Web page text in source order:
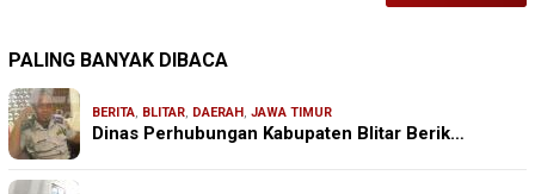
PALING BANYAK DIBACA
BERITA, BLITAR, DAERAH, JAWA TIMUR
Dinas Perhubungan Kabupaten Blitar Berik…